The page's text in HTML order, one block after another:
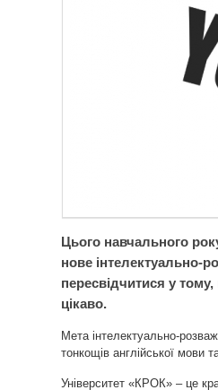
Цього навчального
нове інтелектуально-
пересвідчитися у
цікаво.
Мета інтелектуально-
тонкощів англійської мови
Університет «КРОК» – це